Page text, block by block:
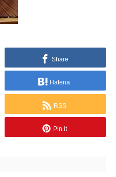
Share
Hatena
RSS
Pin it